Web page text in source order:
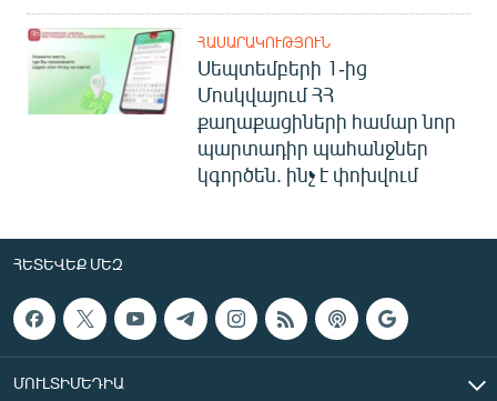
ՀԱՍԱՐԱԿՈՒԹՅՈՒՆ
Սեպտեմբերի 1-ից
Մոսկվայում ՀՀ
քաղաքացիների համար նոր
պարտադիր պահանջներ
կգործեն. ինչ է փոխվում
ՀԵՏԵՎԵՔ ՄԵԶ
ՄՈՒԼՏԻՄԵԴԻԱ